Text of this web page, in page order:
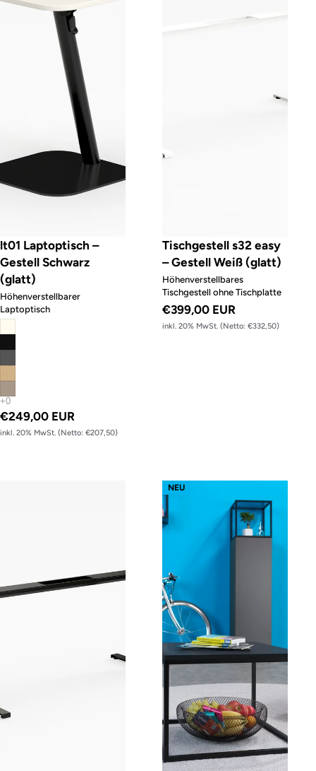
lt01 Laptoptisch –
Gestell Schwarz
(glatt)
Höhenverstellbarer
Laptoptisch
€249,00 EUR
inkl. 20% MwSt. (Netto: €207,50)
Tischgestell s32 easy
– Gestell Weiß (glatt)
Höhenverstellbares
Tischgestell ohne Tischplatte
€399,00 EUR
inkl. 20% MwSt. (Netto: €332,50)
Tischgestell s32 easy – Gestell Schwarz (glatt)Framework Couchtisch
NEU